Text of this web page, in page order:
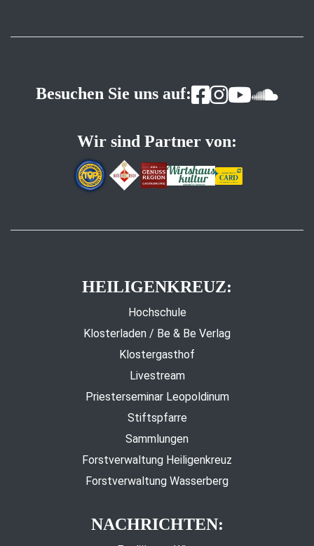
Besuchen Sie uns auf:
Wir sind Partner von:
HEILIGENKREUZ:
Hochschule
Klosterladen / Be & Be Verlag
Klostergasthof
Livestream
Priesterseminar Leopoldinum
Stiftspfarre
Sammlungen
Forstverwaltung Heiligenkreuz
Forstverwaltung Wasserberg
NACHRICHTEN: